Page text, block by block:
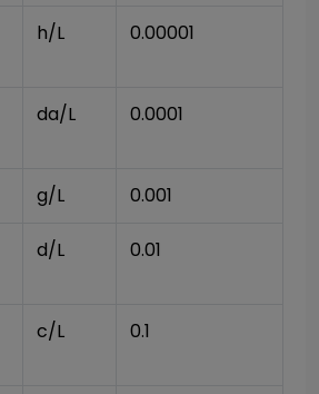
h/L 0.00001
da/L 0.0001
g/L 0.001
d/L 0.01
c/L 0.1